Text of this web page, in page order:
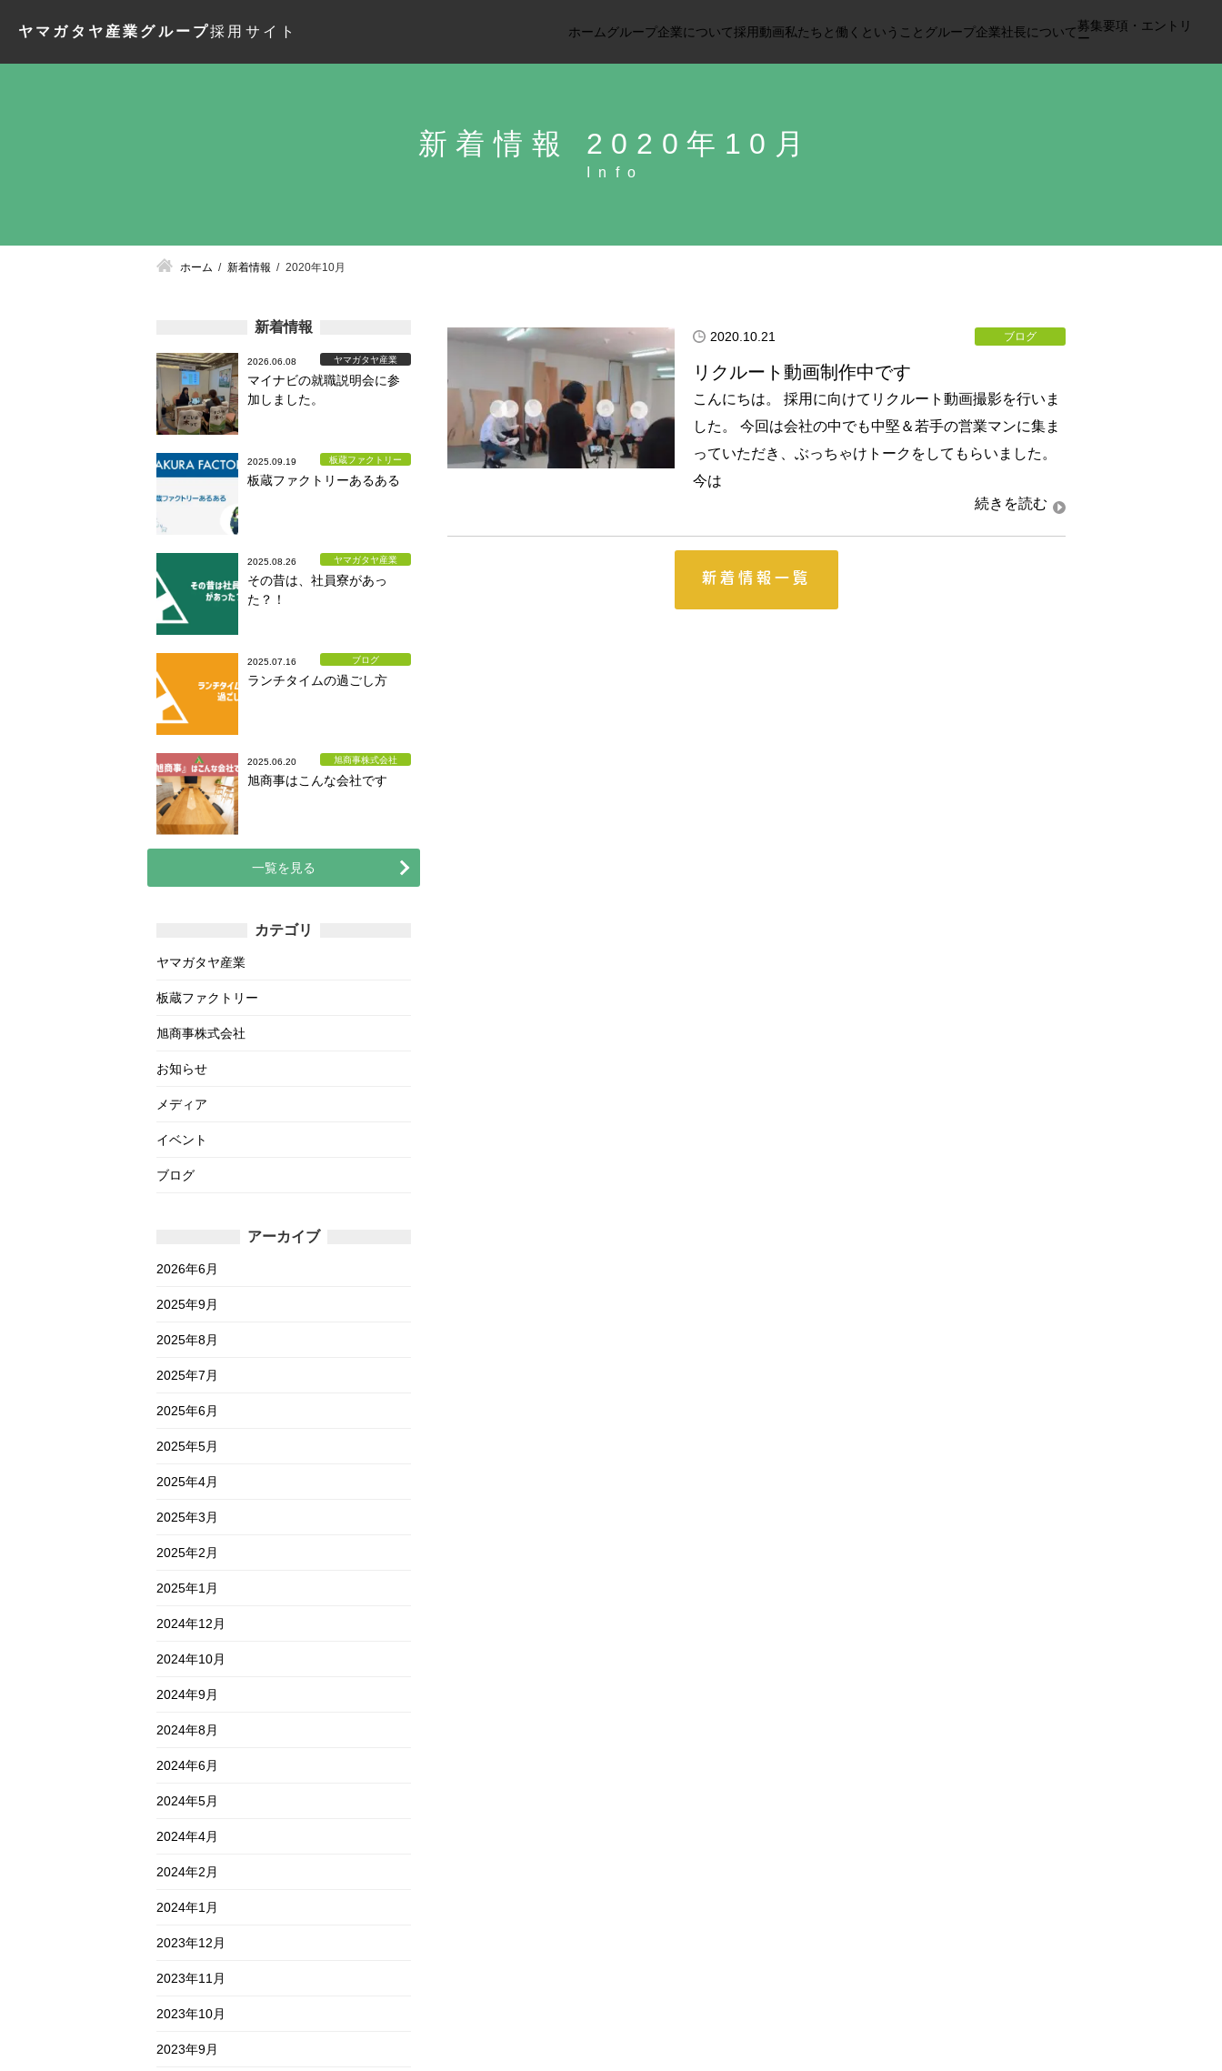
ヤマガタヤ産業グループ採用サイト ホーム グループ企業について採用動画私たちと 働くということ グループ企業社長について募集要項・エントリ
ー
新着情報 2020年10月
ホーム 新着情報 2020年10月
2020.10.21 ブログ
リクルート動画制作中です
こんにちは。 採用に向けてリクルート動画撮影を行いま
した。 今回は会社の中でも中堅＆若手の営業マンに集ま
っていただき、ぶっちゃけトークをしてもらいました。
今は
新着情報一覧
新着情報
2026.06.08 ヤマガタヤ産業
マイナビの就職説明会に参
加しました。
2025.09.19 板蔵ファクトリー
板蔵ファクトリーあるある
2025.08.26 ヤマガタヤ産業
その昔は、社員寮があっ
た？！
2025.07.16 ブログ
ランチタイムの過ごし方
2025.06.20 旭商事株式会社
旭商事はこんな会社です
一覧を見る
カテゴリ
ヤマガタヤ産業
板蔵ファクトリー
旭商事株式会社
お知らせ
メディア
イベント
ブログ
アーカイブ
2026年6月
2025年9月
2025年8月
2025年7月
2025年6月
2025年5月
2025年4月
2025年3月
2025年2月
2025年1月
2024年12月
2024年10月
2024年9月
2024年8月
2024年6月
2024年5月
2024年4月
2024年2月
2024年1月
2023年12月
2023年11月
2023年10月
2023年9月